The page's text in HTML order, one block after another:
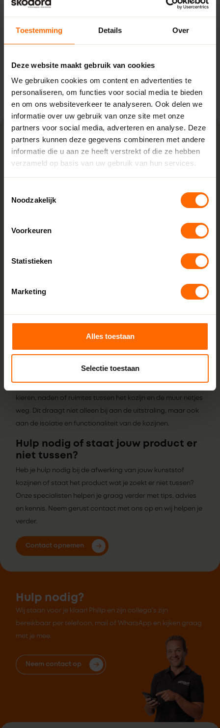
Toestemming Details Over
Deze website maakt gebruik van cookies
We gebruiken cookies om content en advertenties te
personaliseren, om functies voor social media te bieden
en om ons websiteverkeer te analyseren. Ook delen we
informatie over uw gebruik van onze site met onze
partners voor social media, adverteren en analyse. Deze
partners kunnen deze gegevens combineren met andere
informatie die u aan ze heeft verstrekt of die ze hebben
verzameld op basis van uw gebruik van hun services.
Noodzakelijk
Voorkeuren
Statistieken
Marketing
Alles toestaan
Selectie toestaan
Direct advies tijdens
Bel ons op 0513 – 335 000 of stuur ons een appje.
Een mailtje sturen kan natuurlijk ook.
Afwerkprofielen voor kunststof
kozijnen
Met onze dagkantafwerking ben je verzekerd van een
naadloze en precieze afwerking van jouw kozijnen. De
nabehandeling overbodig maakt. De dagkantafwerking is
voor gebruik in een vochtige omgeving. Bovendien zijn de
afwerkprofielen onderhoudsarm, wat betekent dat ze niet
en afmetingen aan, zodat je altijd de juiste afwerking kunt
professionele afwerking
kunnen de afwerkprofielen snel en nauwkeurig worden
kieren, naden of ruimtes tussen het kozijn en de muur netjes
weg. Dit draagt niet alleen bij aan de uitstraling, maar ook
aan de isolatie en functionaliteit van de kozijnen.
Hulp nodig of staat jouw product er
niet tussen?
Heb je hulp nodig bij de afwerking van jouw kunststof
kozijnen of staat het product wat je zoekt er niet tussen?
Onze specialisten helpen je graag verder met tips, advies
en kennis. Neem gerust contact met ons op en wij helpen je
verder.
Contact opnemen
Hulp nodig?
Wij staan voor je klaar! Philip en zijn collega's zijn
bereikbaar per telefoon, mail of WhatsApp en kijken graag
met je mee.
Neem contact op